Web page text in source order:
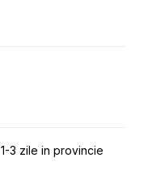
3 zile in provincie